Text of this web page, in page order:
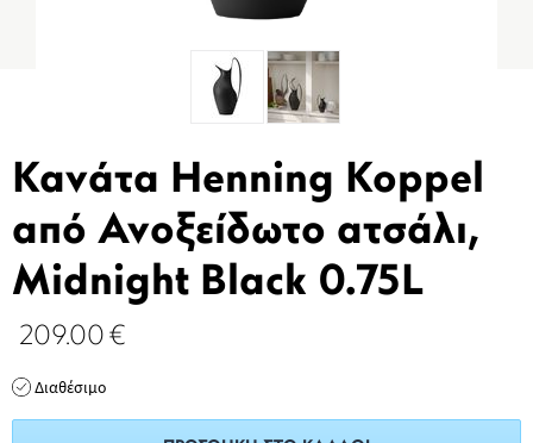
Κανάτα Henning Koppel
από Ανοξείδωτο ατσάλι,
Midnight Black 0.75L
209.00 €
Διαθέσιμο